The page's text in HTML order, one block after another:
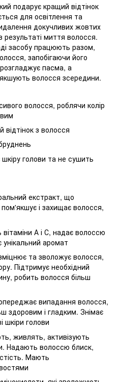
подарує кращий відтінок
для освітлення та
докучливих жовтих
результаті миття волосся.
засобу працюють разом,
запобігаючи його
пасма, а
волосся зсередини.
волосся, роблячи колір
з волосся
голови та не сушить
екстракт, що
і захищає волосся,
А і С, надає волоссю
унікальний аромат
та зволожує волосся,
Підтримує необхідний
робить волосся більш
випадання волосся,
здоровим і гладким. Знімає
шкіри голови
живлять, активізують
Надають волоссю блиск,
Мають